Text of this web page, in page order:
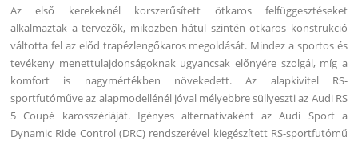
Az első kerekeknél korszerűsített ötkaros felfüggesztéseket
alkalmaztak a tervezők, miközben hátul szintén ötkaros konstrukció
váltotta fel az előd trapézlengőkaros megoldását. Mindez a sportos és
tevékeny menettulajdonságoknak ugyancsak előnyére szolgál, míg a
komfort is nagymértékben növekedett. Az alapkivitel RS-
sportfutóműve az alapmodellénél jóval mélyebbre süllyeszti az Audi RS
5 Coupé karosszériáját. Igényes alternatívaként az Audi Sport a
Dynamic Ride Control (DRC) rendszerével kiegészített RS-sportfutómű